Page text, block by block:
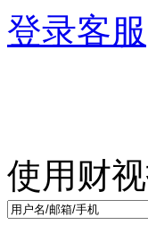
登录客服
使用财